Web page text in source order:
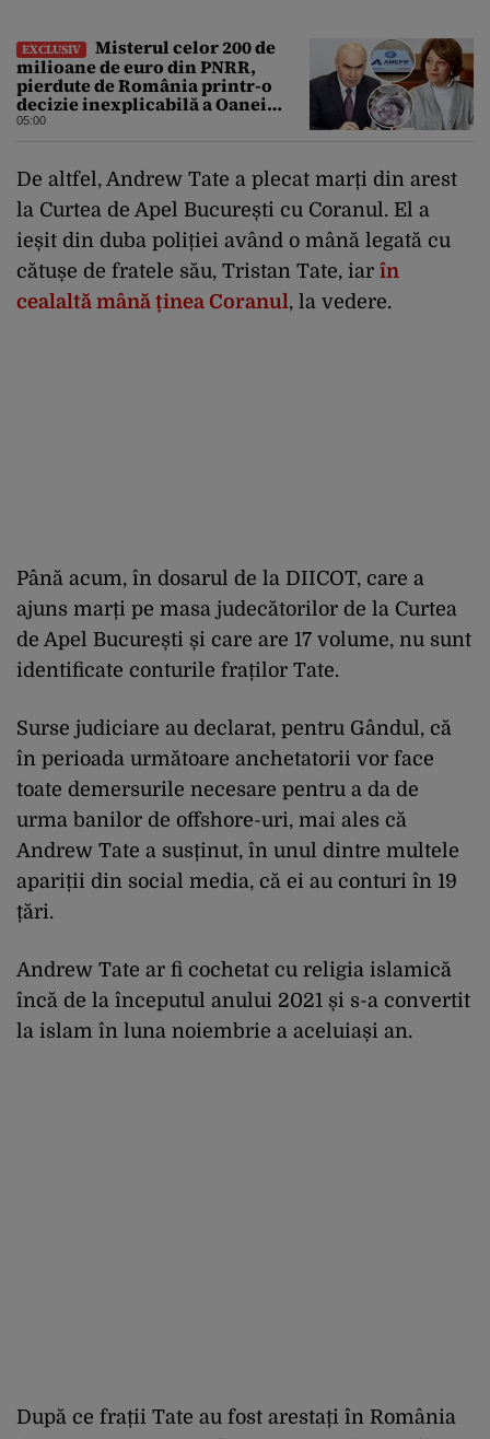
EXCLUSIV
Misterul celor 200 de
milioane de euro din PNRR,
pierdute de România printr-o
decizie inexplicabilă a Oanei
Gheorghiu. Ultima hotărâre de
05:00
De altfel, Andrew Tate a plecat marți din arest
la Curtea de Apel București cu Coranul. El a
ieșit din duba poliției având o mână legată cu
cătușe de fratele său, Tristan Tate, iar în
cealaltă mână ținea Coranul, la vedere.
Până acum, în dosarul de la DIICOT, care a
ajuns marți pe masa judecătorilor de la Curtea
de Apel București și care are 17 volume, nu sunt
identificate conturile fraților Tate.
Surse judiciare au declarat, pentru Gândul, că
în perioada următoare anchetatorii vor face
toate demersurile necesare pentru a da de
urma banilor de offshore-uri, mai ales că
Andrew Tate a susținut, în unul dintre multele
apariții din social media, că ei au conturi în 19
țări.
Andrew Tate ar fi cochetat cu religia islamică
încă de la începutul anului 2021 și s-a convertit
la islam în luna noiembrie a aceluiași an.
După ce frații Tate au fost arestați în România